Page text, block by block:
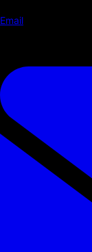
Email